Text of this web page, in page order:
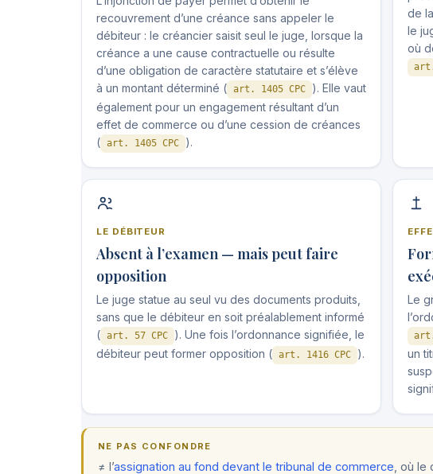
recouvrement d’une créance sans appeler le
débiteur : le créancier saisit seul le juge, lorsque la
créance a une cause contractuelle ou résulte
d’une obligation de caractère statutaire et s’élève
à un montant déterminé ( art. 1405 CPC
). Elle vaut
également pour un engagement résultant d’un
effet de commerce ou d’une cession de créances
( art. 1405 CPC ).
de
le
où
art.
LE DÉBITEUR
Absent à l’examen — mais peut faire
opposition
Le juge statue au seul vu des documents produits,
sans que le débiteur en soit préalablement informé
( art. 57 CPC
). Une fois l’ordonnance signifiée, le
débiteur peut former opposition ( art. 1416 CPC ).
Le
art.
un
NE PAS CONFONDRE
≠ l’assignation au fond devant le tribunal de commerce , où